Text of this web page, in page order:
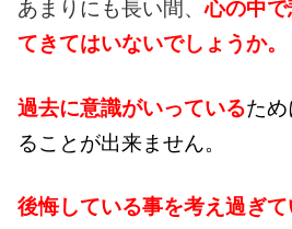
あまりにも長い間、心の中
てきてはいないでしょうか。
過去に意識がいっているた
ることが出来ません。
後悔している事を考え過ぎ